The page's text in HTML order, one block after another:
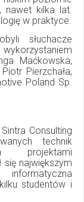
nawet kilka lat.
w praktyce.
słuchacze
Maćkowska,
Pierzchała,
Poland Sp.
Consulting
technik
projektami
największym
studentów i